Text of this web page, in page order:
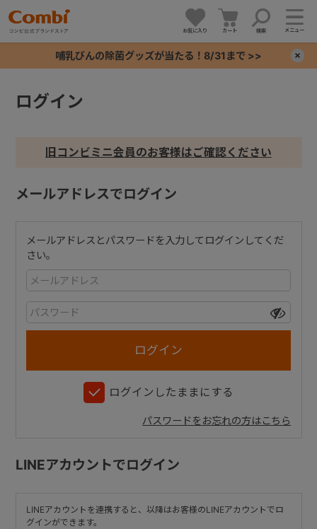
お気に入り カート 検索 メニュー
哺乳びんの除菌グッズが当たる！8/31まで >>
ログイン
旧コンビミニ会員のお客様はご確認ください
メールアドレスでログイン
メールアドレスとパスワードを入力してログインしてくだ
さい。
ログインしたままにする
パスワードをお忘れの方はこちら
LINEアカウントでログイン
LINEアカウントを連携すると、以降はお客様のLINEアカウントでロ
グインができます。